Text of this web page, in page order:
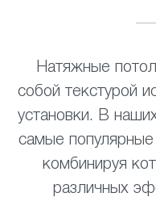
Натяжные
собой текстурой
установки. В
самые
комбинируя
различных